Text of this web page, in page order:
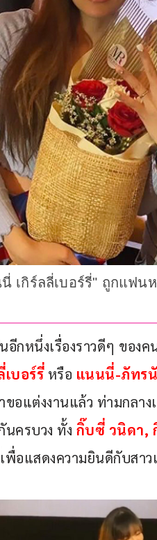
เกิร์ลลี่เบอร์รี่" ถูกแฟน
อีกหนึ่งเรื่องราวดีๆ ของค
เบอร์รี่ หรือ แนนนี่-ภัทร
ขอแต่งงานแล้ว ท่ามกลา
นครบวง ทั้ง กิ๊บซี่ วนิดา,
พื่อแสดงความยินดีกับสา